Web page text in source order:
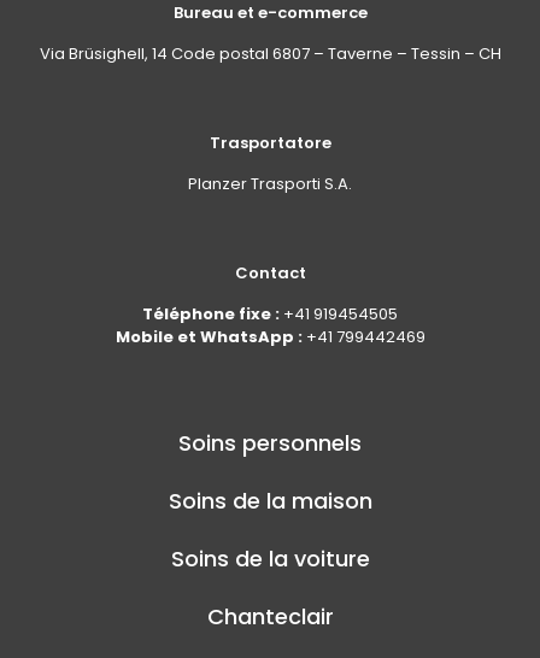
Bureau et e-commerce
Via Brüsighell, 14 Code postal 6807 – Taverne – Tessin – CH
Trasportatore
Planzer Trasporti S.A.
Contact
Téléphone fixe : +41 919454505
Mobile et WhatsApp : +41 799442469
Soins personnels
Soins de la maison
Soins de la voiture
Chanteclair